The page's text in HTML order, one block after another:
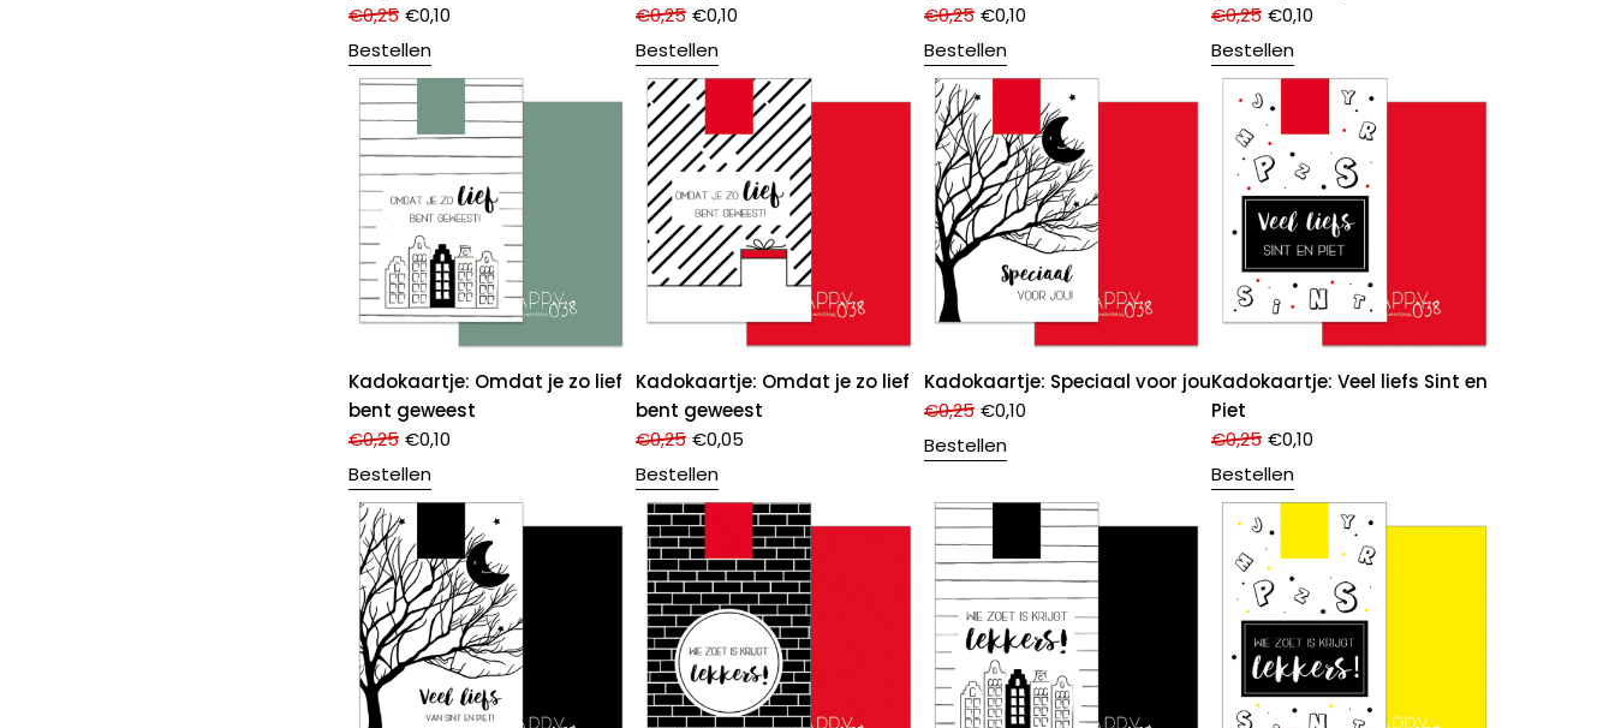
€0,25 €0,10
Bestellen
€0,25 €0,10
Bestellen
€0,25 €0,10
Bestellen
€0,25 €0,10
Bestellen
Kadokaartje: Omdat je zo lief
bent geweest
€0,25 €0,10
Bestellen
Kadokaartje: Omdat je zo lief
bent geweest
€0,25 €0,05
Bestellen
Kadokaartje: Speciaal voor jou
€0,25 €0,10
Bestellen
Kadokaartje: Veel liefs Sint en
Piet
€0,25 €0,10
Bestellen